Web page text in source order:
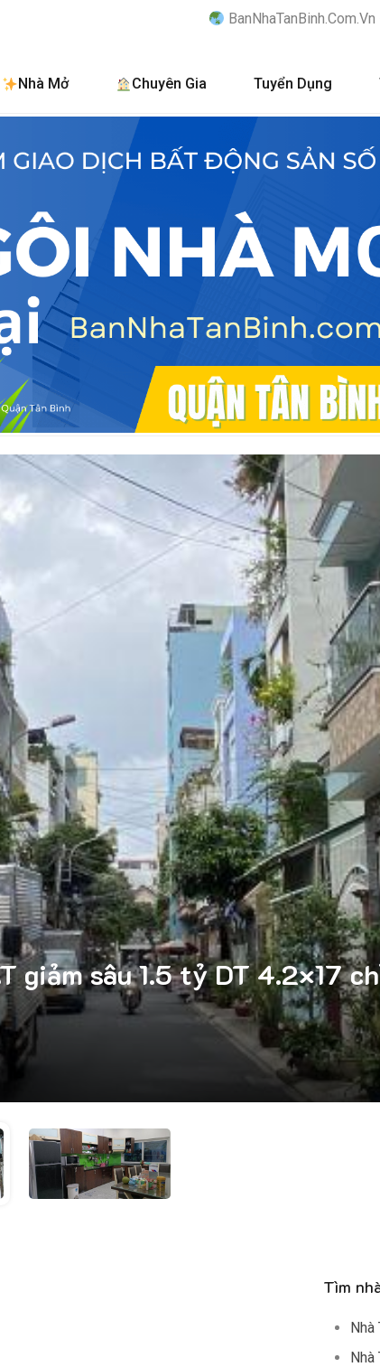
BanNhaTanBinh.Com.Vn - Kênh thông
Nhà Mở Chuyên Gia Tuyển Dụng
giảm sâu 1.5 tỷ DT 4.2×17
Tìm
Nhà
Nhà